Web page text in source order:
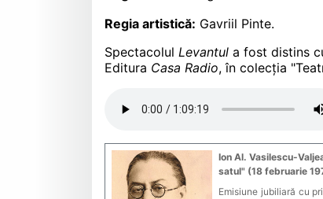
Regia artistică: Gavriil Pinte.
SpectacolulLevantul a fost distins
Editura Casa Radio, în colecția
Ion Al. Vasilescu-
satul" (18 februarie
Emisiune jubiliară cu